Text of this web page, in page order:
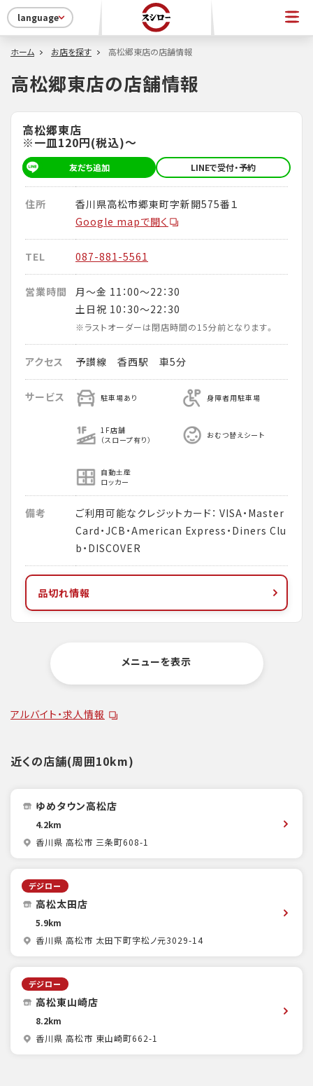
language
ホーム お店を探す 高松郷東店の店舗情報
高松郷東店の店舗情報
高松郷東店
※一皿120円(税込)～
友だち追加 LINEで受付・予約
住所
香川県高松市郷東町字新開575番１
Google mapで開く
TEL 087-881-5561
営業時間
月～金 11：00～22：30
土日祝 10：30～22：30
※ラストオーダーは閉店時間の15分前となります。
アクセス 予讃線 香西駅 車5分
サービス 駐車場あり 身障者用駐車場
1F店舗
（スロープ有り）
おむつ替えシート
自動土産
ロッカー
備考
ご利用可能なクレジットカード： VISA・Master
Card・JCB・American Express・Diners Clu
b・DISCOVER
品切れ情報
メニューを表示
アルバイト・求人情報
近くの店舗(周囲10km)
ゆめタウン高松店
4.2km
香川県 高松市 三条町608-1
デジロー
高松太田店
5.9km
香川県 高松市 太田下町字松ノ元3029-14
デジロー
高松東山崎店
8.2km
香川県 高松市 東山崎町662-1